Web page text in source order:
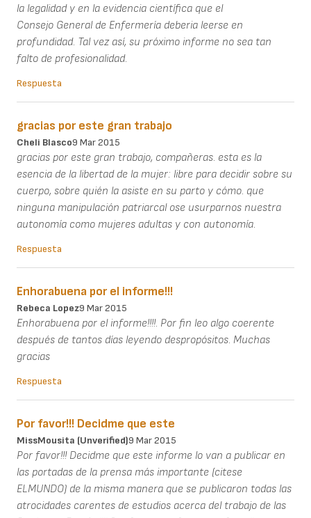
la legalidad y en la evidencia científica que el
Consejo General de Enfermería deberia leerse en
profundidad. Tal vez así, su próximo informe no sea tan
falto de profesionalidad.
Respuesta
gracias por este gran trabajo
Cheli Blasco9 Mar 2015
gracias por este gran trabajo, compañeras. esta es la
esencia de la libertad de la mujer: libre para decidir sobre su
cuerpo, sobre quién la asiste en su parto y cómo. que
ninguna manipulación patriarcal ose usurparnos nuestra
autonomía como mujeres adultas y con autonomía.
Respuesta
Enhorabuena por el informe!!!
Rebeca Lopez9 Mar 2015
Enhorabuena por el informe!!!!. Por fin leo algo coerente
después de tantos días leyendo despropósitos. Muchas
gracias
Respuesta
Por favor!!! Decidme que este
MissMousita (unverified)9 Mar 2015
Por favor!!! Decidme que este informe lo van a publicar en
las portadas de la prensa más importante (citese
ELMUNDO) de la misma manera que se publicaron todas las
atrocidades carentes de estudios acerca del trabajo de las